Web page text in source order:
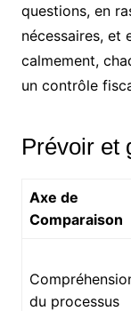
questions, en
nécessaires, et
calmement,
un contrôle
Prévoir et
Axe de
Comparaison
du processus